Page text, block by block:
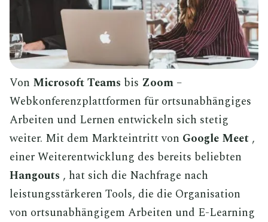
Von Microsoft Teams bis Zoom –
Webkonferenzplattformen für ortsunabhängiges
Arbeiten und Lernen entwickeln sich stetig
weiter. Mit dem Markteintritt von Google Meet ,
einer Weiterentwicklung des bereits beliebten
Hangouts , hat sich die Nachfrage nach
leistungsstärkeren Tools, die die Organisation
von ortsunabhängigem Arbeiten und E-Learning